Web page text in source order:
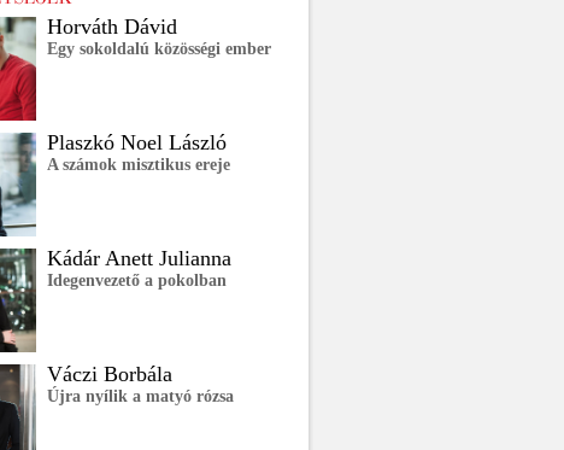
Horváth Dávid
Egy sokoldalú közösségi ember
Plaszkó Noel László
A számok misztikus ereje
Kádár Anett Julianna
Idegenvezető a pokolban
Váczi Borbála
Újra nyílik a matyó rózsa